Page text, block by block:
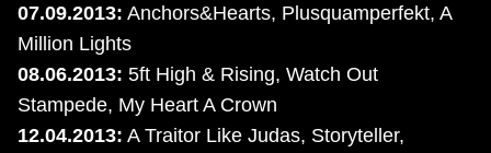
07.09.2013: Anchors&Hearts, Plusquamperfekt, A
Million Lights
08.06.2013: 5ft High & Rising, Watch Out
Stampede, My Heart A Crown
12.04.2013: A Traitor Like Judas, Storyteller,